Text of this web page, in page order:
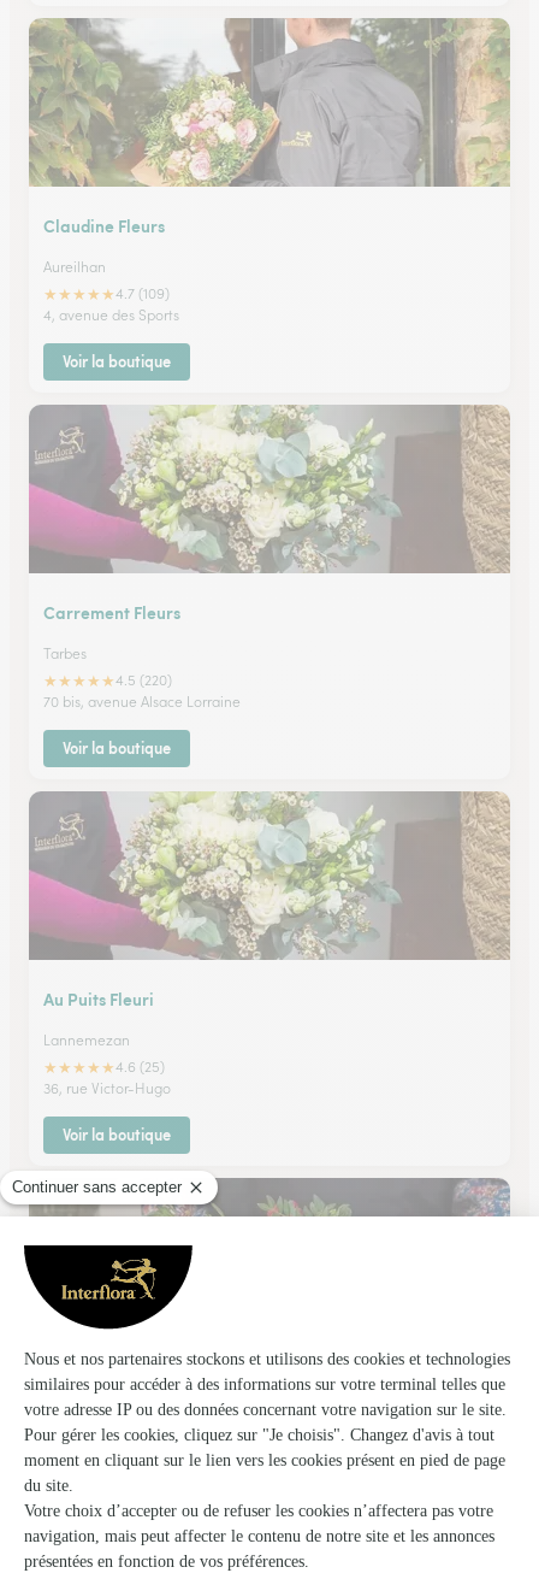
Claudine Fleurs
Aureilhan
★★★★★4.7 (109)
4, avenue des Sports
Voir la boutique
Carrement Fleurs
Tarbes
★★★★★4.5 (220)
70 bis, avenue Alsace Lorraine
Voir la boutique
Au Puits Fleuri
Lannemezan
★★★★★4.6 (25)
36, rue Victor-Hugo
Voir la boutique
Reflets D’iris
Nay Bourdettes
★★★★ ★4.7 (33)
4, rue du Maréchal Foch
Voir la boutique